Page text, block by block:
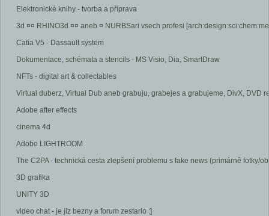
Elektronické knihy - tvorba a příprava
3d ¤¤ RHINO3d ¤¤ aneb ¤ NURBSari vsech profesi
Catia V5 - Dassault system
Dokumentace, schémata a stencils - MS Visio, Dia, SmartDraw
NFTs - digital art & collectables
Virtual duberz, Virtual Dub aneb grabuju, grabejes a grabujeme, DivX, DVD
Adobe after effects
cinema 4d
Adobe LIGHTROOM
The C2PA - technická cesta zlepšení problemu s fake news (primárně fotky/
3D grafika
UNITY 3D
video chat - je jiz bezny a forum zestarlo :]